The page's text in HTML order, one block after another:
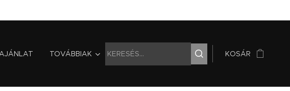
TOVÁBBIAK KOSÁR